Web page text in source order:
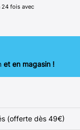
24 fois avec
et en magasin !
(offerte dès 49€)